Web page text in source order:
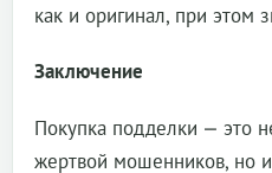
как и оригинал, при этом
Заключение
Покупка подделки — это
жертвой мошенников, но